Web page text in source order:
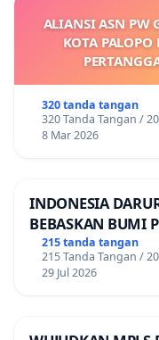
ALIANSI ASN PW
KOTA PALOPO
320 tanda tangan
320 Tanda Tangan /
8 Mar 2026
INDONESIA
BEBASKAN BUMI
PINJAMAN
215 tanda tangan
215 Tanda Tangan /
29 Jul 2026